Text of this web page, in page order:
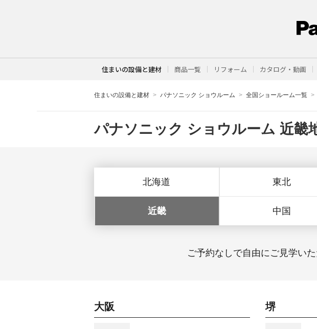
住まいの設備と建材 商品一覧 リフォーム カタログ・動画
住まいの設備と建材 パナソニック ショウルーム 全国ショールーム一覧
パナソニック ショウルーム 近畿
北海道 東北
近畿 中国
ご予約なしで自由にご見学い
大阪 堺